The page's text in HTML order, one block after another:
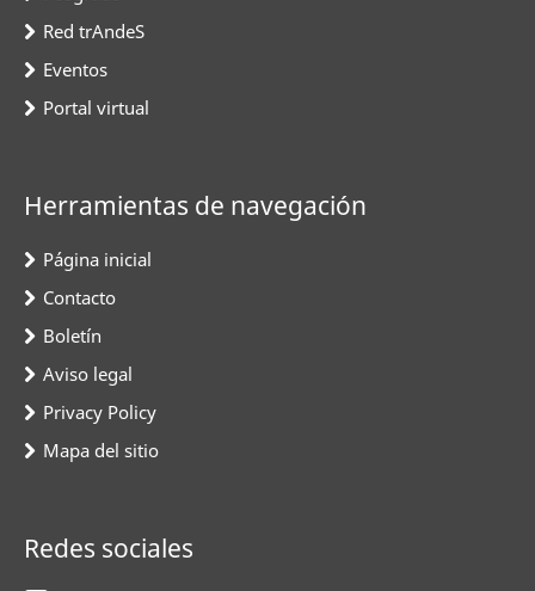
Red trAndeS
Eventos
Portal virtual
Herramientas de navegación
Página inicial
Contacto
Boletín
Aviso legal
Privacy Policy
Mapa del sitio
Redes sociales